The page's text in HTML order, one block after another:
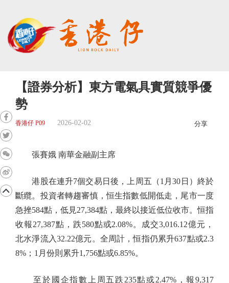
【證券分析】東方電氣具實質競爭優
勢
香港仔 P09 2026-02-02 分享
張賽娥 南華金融副主席
港股在連升7個交易日後，上周五（1月30日）終於
斷纜。投資者轉趨審慎，恒生指數低開低走，尾市一度
急挫584點，低見27,384點，最終以接近低位收市。恒指
收報27,387點，跌580點或2.08%。成交3,016.12億元，
北水淨流入32.22億元。全周計，恒指仍累升637點或2.3
8%；1月份則累升1,756點或6.85%。
至於國企指數上周五跌235點或2.47%，報9,317